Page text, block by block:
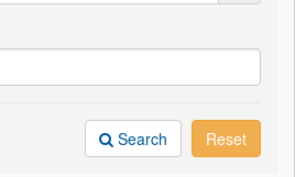
Search Reset